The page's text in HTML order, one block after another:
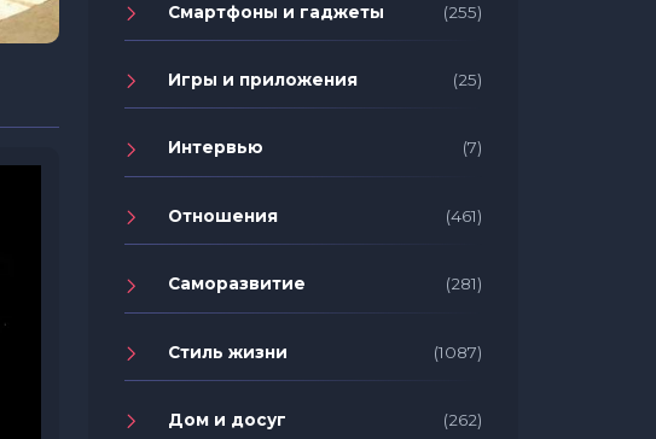
Смартфоны и гаджеты (255)
Игры и приложения (25)
Интервью (7)
Отношения (461)
Саморазвитие (281)
Стиль жизни (1087)
Дом и досуг (262)